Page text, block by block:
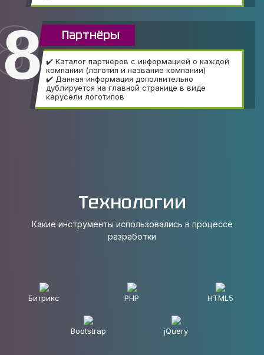
Партнёры
✔️ Каталог партнёров с информацией о каждой
компании (логотип и название компании)
✔️ Данная информация дополнительно
дублируется на главной странице в виде
карусели логотипов
Технологии
Какие инструменты использовались в процессе
разработки
Битрикс PHP HTML5
Bootstrap jQuery